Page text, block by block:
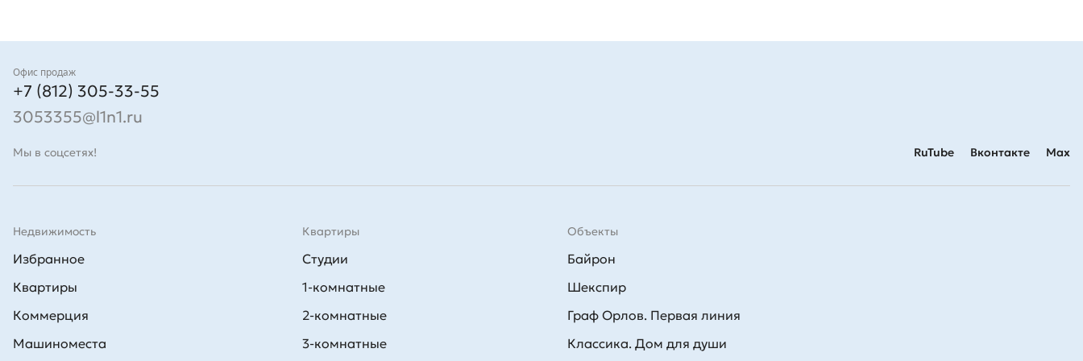
Контакты
Офис продаж
+7 (812) 305-33-55
3053355@l1n1.ru
Мы в соцсетях! RuTube Вконтакте Max
Квартиры
Студии
1-комнатные
2-комнатные
3-комнатные
Недвижимость
Избранное
Квартиры
Коммерция
Машиноместа
Объекты
Байрон
Шекспир
Граф Орлов. Первая линия
Классика. Дом для души